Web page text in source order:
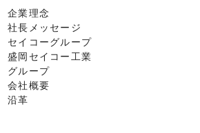
企業理念
社長メッセージ
セイコーグループ
盛岡セイコー工業
グループ
会社概要
沿革